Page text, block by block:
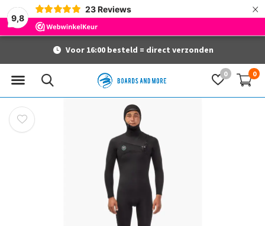
9,8
23 Reviews ×
0 0
Voor 16:00 besteld = direct verzonden